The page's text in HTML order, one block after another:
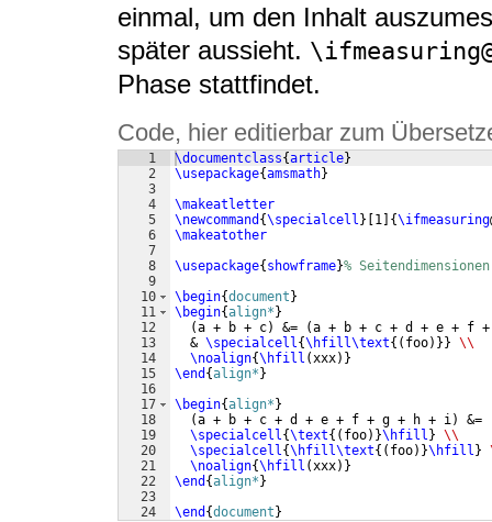
einmal, um den Inhalt
später aussieht.
Phase stattfindet.
Code, hier editierbar zum
1
2
3
4
5
6
7
8
9
10
11
12
13
14
15
16
17
18
19
20
21
22
23
24
\documentclass{article}
\usepackage{amsmath}
\makeatletter
\newcommand {\specialcell } 1 {\ifmeasuring
\makeatother
\usepackage{ showframe}% Seitendimensionen
\begin{document }
\begin{align* }
(a + b + c) &= (a + b + c + d + e + f
  &
\specialcell{\hfill\text{( foo)}} \\
\noalign{\hfill (xxx)}
\end {align* }
\begin{align* }
(a + b + c + d + e + f + g + h + i) &=
\specialcell{\text{( foo)}\hfill } \\
\specialcell{\hfill\text{( foo)}\hfill }
\noalign{\hfill (xxx)}
\end {align* }
\end {document }